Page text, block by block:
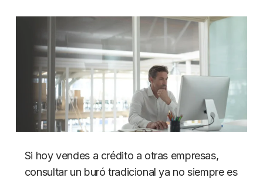
Si hoy vendes a crédito a otras empresas,
consultar un buró tradicional ya no siempre es